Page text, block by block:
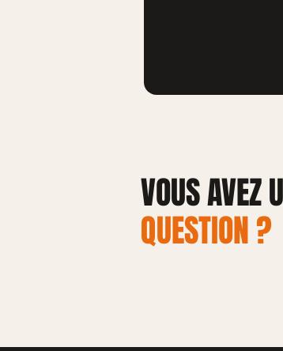
VOUS AVEZ
QUESTION ?